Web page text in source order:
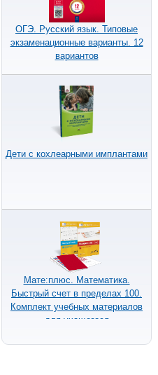
ОГЭ. Русский язык. Типовые
экзаменационные варианты. 12
вариантов
Дети с кохлеарными имплантами
Мате:плюс. Математика.
Быстрый счет в пределах 100.
Комплект учебных материалов
для учащегося